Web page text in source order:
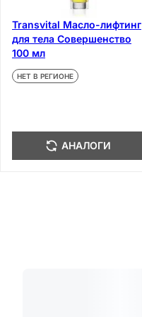
Transvital Масло-лифтинг
для тела Совершенство
100 мл
НЕТ В РЕГИОНЕ
АНАЛОГИ